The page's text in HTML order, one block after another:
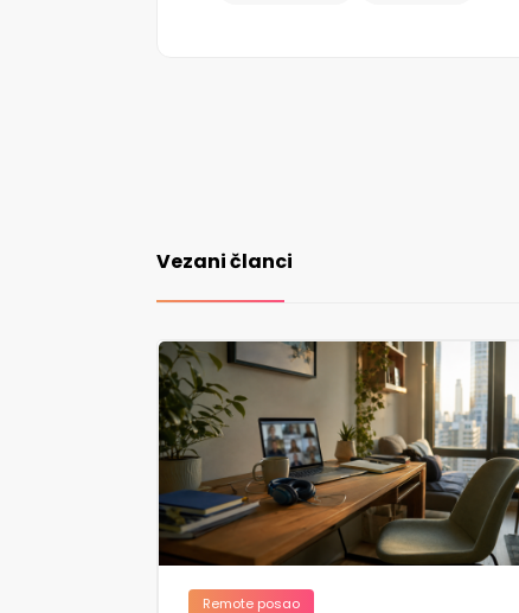
Vezani članci
Remote posao